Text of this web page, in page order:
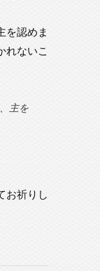
を認めま
れないこ
主を
お祈りし